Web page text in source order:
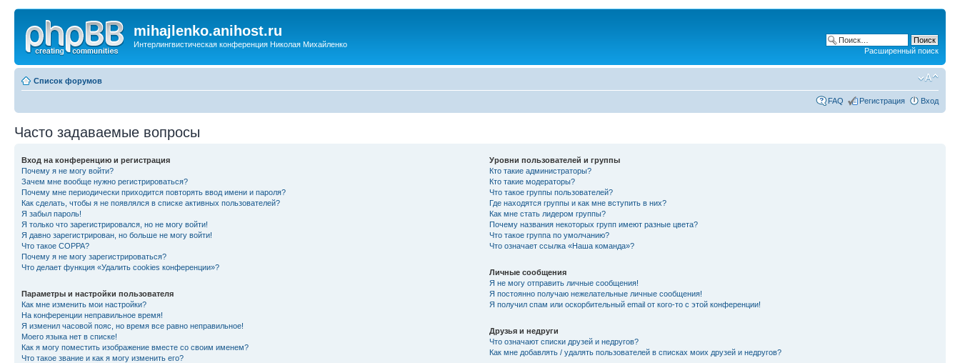
mihajlenko.anihost.ru
Интерлингвистическая конференция Николая Михайленко
Расширенный поиск
Список форумов
FAQ Регистрация Вход
Часто задаваемые вопросы
Вход на конференцию и регистрация
Почему я не могу войти?
Зачем мне вообще нужно регистрироваться?
Почему мне периодически приходится повторять ввод имени и пароля?
Как сделать, чтобы я не появлялся в списке активных пользователей?
Я забыл пароль!
Я только что зарегистрировался, но не могу войти!
Я давно зарегистрирован, но больше не могу войти!
Что такое COPPA?
Почему я не могу зарегистрироваться?
Что делает функция «Удалить cookies конференции»?
Параметры и настройки пользователя
Как мне изменить мои настройки?
На конференции неправильное время!
Я изменил часовой пояс, но время все равно неправильное!
Моего языка нет в списке!
Как я могу поместить изображение вместе со своим именем?
Что такое звание и как я могу изменить его?
Уровни пользователей и группы
Кто такие администраторы?
Кто такие модераторы?
Что такое группы пользователей?
Где находятся группы и как мне вступить в них?
Как мне стать лидером группы?
Почему названия некоторых групп имеют разные цвета?
Что такое группа по умолчанию?
Что означает ссылка «Наша команда»?
Личные сообщения
Я не могу отправить личные сообщения!
Я постоянно получаю нежелательные личные сообщения!
Я получил спам или оскорбительный email от кого-то с этой конференции!
Друзья и недруги
Что означают списки друзей и недругов?
Как мне добавлять / удалять пользователей в списках моих друзей и недругов?